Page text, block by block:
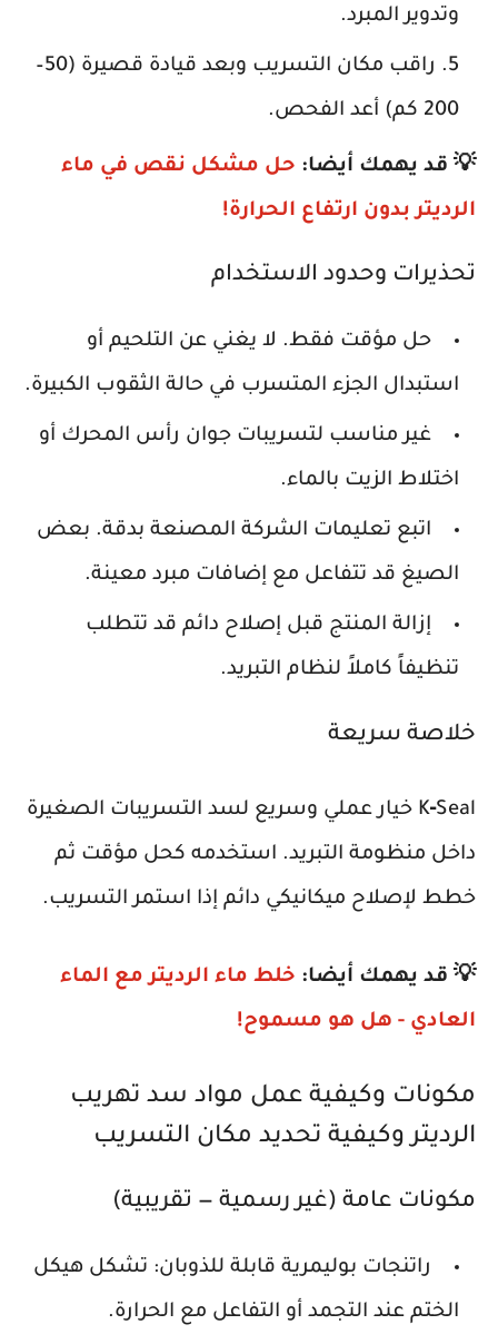
وتدوير المبرد.
راقب مكان التسريب وبعد قيادة قصيرة (50–
200 كم) أعد الفحص.
💡 قد يهمك أيضا: حل مشكل نقص في ماء
الرديتر بدون ارتفاع الحرارة!
تحذيرات وحدود الاستخدام
حل مؤقت فقط. لا يغني عن التلحيم أو
استبدال الجزء المتسرب في حالة الثقوب الكبيرة.
غير مناسب لتسريبات جوان رأس المحرك أو
اختلاط الزيت بالماء.
اتبع تعليمات الشركة المصنعة بدقة. بعض
الصيغ قد تتفاعل مع إضافات مبرد معينة.
إزالة المنتج قبل إصلاح دائم قد تتطلب
تنظيفاً كاملاً لنظام التبريد.
خلاصة سريعة
K‑Seal خيار عملي وسريع لسد التسريبات الصغيرة
داخل منظومة التبريد. استخدمه كحل مؤقت ثم
خطط لإصلاح ميكانيكي دائم إذا استمر التسريب.
💡 قد يهمك أيضا: خلط ماء الرديتر مع الماء
العادي - هل هو مسموح!
مكونات وكيفية عمل مواد سد تهريب
الرديتر وكيفية تحديد مكان التسريب
مكونات عامة (غير رسمية — تقريبية)
راتنجات بوليمرية قابلة للذوبان: تشكل هيكل
الختم عند التجمد أو التفاعل مع الحرارة.